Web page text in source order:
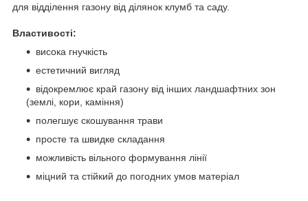
для відділення газону від ділянок клумб та саду.
Властивості:
висока гнучкість
естетичний вигляд
відокремлює край газону від інших ландшафтних зон
(землі, кори, каміння)
полегшує скошування трави
просте та швидке складання
можливість вільного формування лінії
міцний та стійкий до погодних умов матеріал